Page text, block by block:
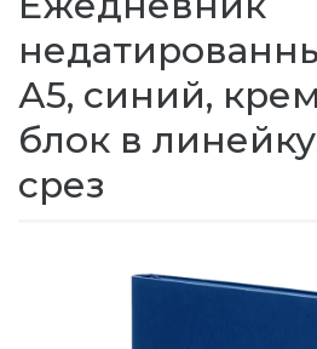
А5, синий,
блок в
срез